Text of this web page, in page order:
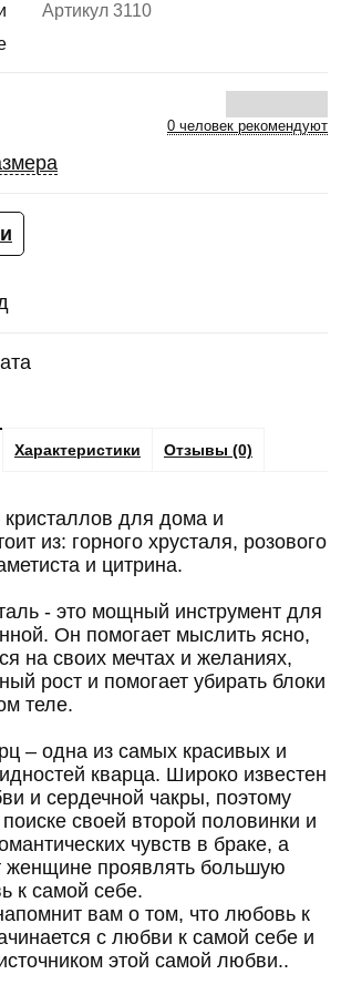
Артикул 3110
0 человек рекомендуют
Характеристики Отзывы (0)
для дома и
из: горного хрусталя, розового
и цитрина.
- это мощный инструмент для
Он помогает мыслить ясно,
на своих мечтах и желаниях,
рост и помогает убирать блоки
теле.
– одна из самых красивых и
кварца. Широко известен
и сердечной чакры, поэтому
поиске своей второй половинки и
чувств в браке, а
женщине проявлять большую
к самой себе.
вам о том, что любовь к
с любви к самой себе и
этой самой любви..